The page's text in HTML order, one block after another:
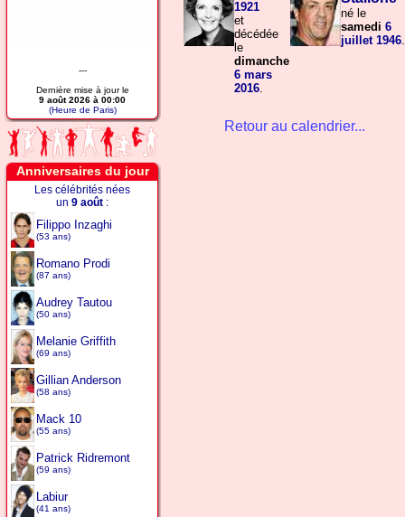
---
Dernière mise à jour le
9 août 2026 à 00:00
(Heure de Paris)
Anniversaires du jour
Les célébrités nées
un 9 août :
Filippo Inzaghi
(53 ans)
Romano Prodi
(87 ans)
Audrey Tautou
(50 ans)
Melanie Griffith
(69 ans)
Gillian Anderson
(58 ans)
Mack 10
(55 ans)
Patrick Ridremont
(59 ans)
Labiur
(41 ans)
1921
et
décédée
le
dimanche
6 mars
2016.
né le
samedi 6
juillet 1946.
Retour au calendrier...